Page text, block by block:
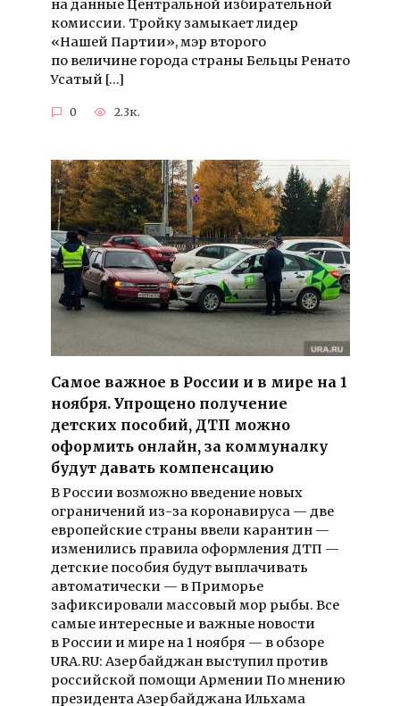
на данные Центральной избирательной
комиссии. Тройку замыкает лидер
«Нашей Партии», мэр второго
по величине города страны Бельцы Ренато
Усатый […]
0 2.3к.
Самое важное в России и в мире на 1
ноября. Упрощено получение
детских пособий, ДТП можно
оформить онлайн, за коммуналку
будут давать компенсацию
В России возможно введение новых
ограничений из-за коронавируса — две
европейские страны ввели карантин —
изменились правила оформления ДТП —
детские пособия будут выплачивать
автоматически — в Приморье
зафиксировали массовый мор рыбы. Все
самые интересные и важные новости
в России и мире на 1 ноября — в обзоре
URA.RU: Азербайджан выступил против
российской помощи Армении По мнению
президента Азербайджана Ильхама